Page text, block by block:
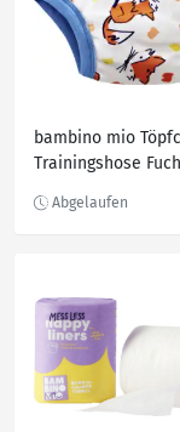
bambino mio
Trainingshose